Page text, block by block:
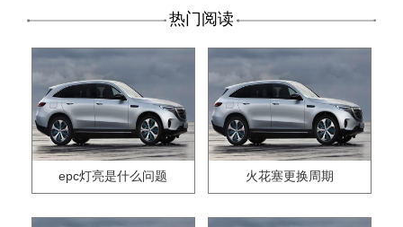
热门阅读
epc灯亮是什么问题 火花塞更换周期